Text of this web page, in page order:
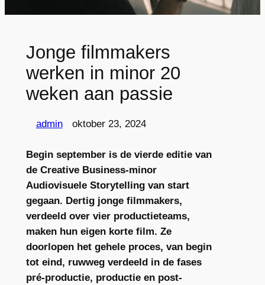
Jonge filmmakers
werken in minor 20
weken aan passie
admin oktober 23, 2024
Begin september is de vierde editie van
de Creative Business-minor
Audiovisuele Storytelling van start
gegaan. Dertig jonge filmmakers,
verdeeld over vier productieteams,
maken hun eigen korte film. Ze
doorlopen het gehele proces, van begin
tot eind, ruwweg verdeeld in de fases
pré-productie, productie en post-